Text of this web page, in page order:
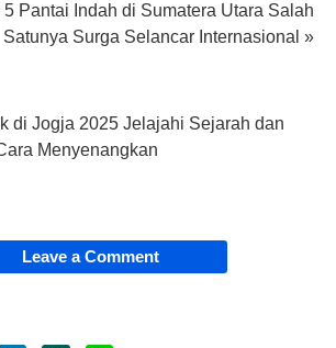
Pantai Indah di Sumatera Utara Salah
Satunya Surga Selancar Internasional »
di Jogja 2025 Jelajahi Sejarah dan
Menyenangkan
Leave a Comment